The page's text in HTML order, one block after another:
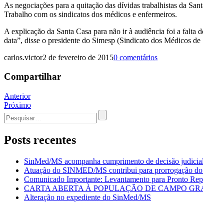
As negociações para a quitação das dívidas trabalhistas da
Trabalho com os sindicatos dos médicos e enfermeiros.
A explicação da Santa Casa para não ir à audiência foi a falta
data”, disse o presidente do Simesp (Sindicato dos Médicos
carlos.victor2 de fevereiro de 20150 comentários
Compartilhar
Navegação
de
Post
Anterior
Próximo
Procurar
por:
Posts recentes
SinMed/MS acompanha cumprimento de decisão
Atuação do SINMED/MS contribui para prorrogação
Comunicado Importante: Levantamento para Pronto
CARTA ABERTA À POPULAÇÃO DE CAMPO
Alteração no expediente do SinMed/MS